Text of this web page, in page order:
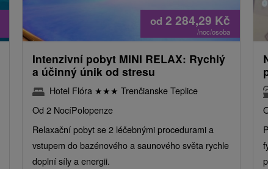
od 2 284,29 Kč
/noc/osoba
Intenzivní pobyt MINI RELAX: Rychlý
a účinný únik od stresu
Hotel Flóra ★★★ Trenčianske Teplice
Od 2 NocíPolopenze
Relaxační pobyt se 2 léčebnými procedurami a
vstupem do bazénového a saunového světa rychle
doplní síly a energii.